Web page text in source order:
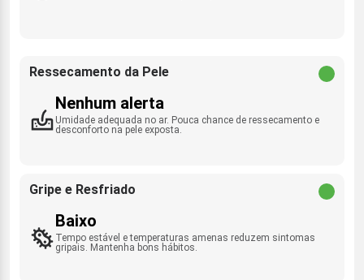
Ressecamento da Pele
Nenhum alerta
Umidade adequada no ar. Pouca chance de ressecamento e
desconforto na pele exposta.
Gripe e Resfriado
Baixo
Tempo estável e temperaturas amenas reduzem sintomas
gripais. Mantenha bons hábitos.